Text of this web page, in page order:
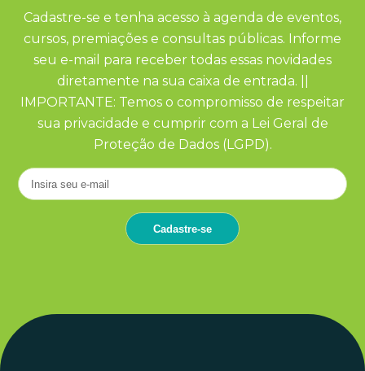
Cadastre-se e tenha acesso à agenda de eventos,
cursos, premiações e consultas públicas. Informe
seu e-mail para receber todas essas novidades
diretamente na sua caixa de entrada. ||
IMPORTANTE: Temos o compromisso de respeitar
sua privacidade e cumprir com a Lei Geral de
Proteção de Dados (LGPD).